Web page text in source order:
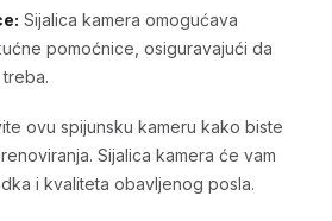
Sijalica kamera omogućava
pomoćnice, osiguravajući da
ovu spijunsku kameru kako biste
Sijalica kamera će vam
i kvaliteta obavljenog posla.